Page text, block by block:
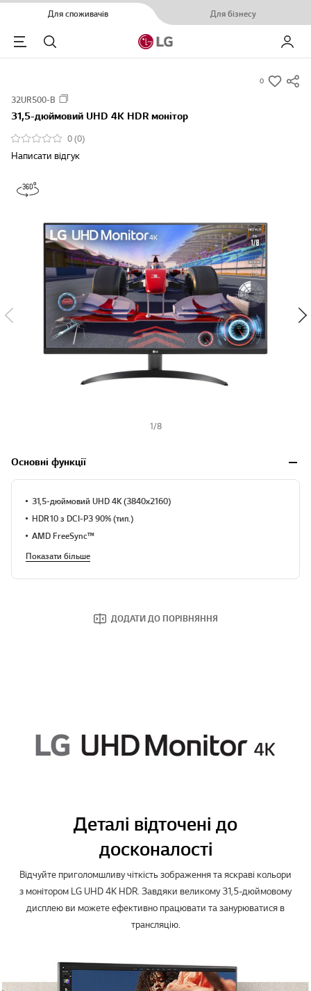
Для споживачів Для бізнесу
Menu
Пошук Мій LG
0
s
32UR500-B
31,5-дюймовий UHD 4K HDR монітор
0 (0)
Написати відгук
1/8
Основні функції
31,5-дюймовий UHD 4K (3840x2160)
HDR10 з DCI-P3 90% (тип.)
AMD FreeSync™
Показати більше
ДОДАТИ ДО ПОРІВНЯННЯ
Деталі відточені до
досконалості
Відчуйте приголомшливу чіткість зображення та яскраві кольори
з монітором LG UHD 4K HDR. Завдяки великому 31,5-дюймовому
дисплею ви можете ефективно працювати та занурюватися в
трансляцію.